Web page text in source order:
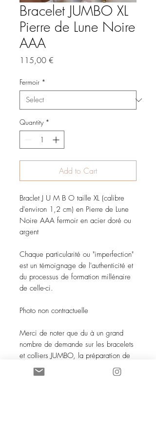
Bracelet JUMBO XL
Pierre de Lune Noire
AAA
115,00 €
Fermoir *
Quantity *
Add to Cart
Braclet J U M B O taille XL (calibre
d'environ 1,2 cm) en Pierre de Lune
Noire AAA fermoir en acier doré ou
argent
Chaque particularité ou "imperfection"
est un témoignage de l'authenticité et
du processus de formation millénaire
de celle-ci.
Photo non contractuelle
Merci de noter que du à un grand
nombre de demande sur les bracelets
et colliers JUMBO, la préparation de
la commande necessite une dizaine
de jours. Merci pour votre gentille